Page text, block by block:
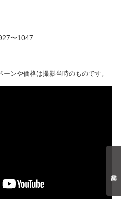
〜1047
ンや価格は撮影当時のものです。